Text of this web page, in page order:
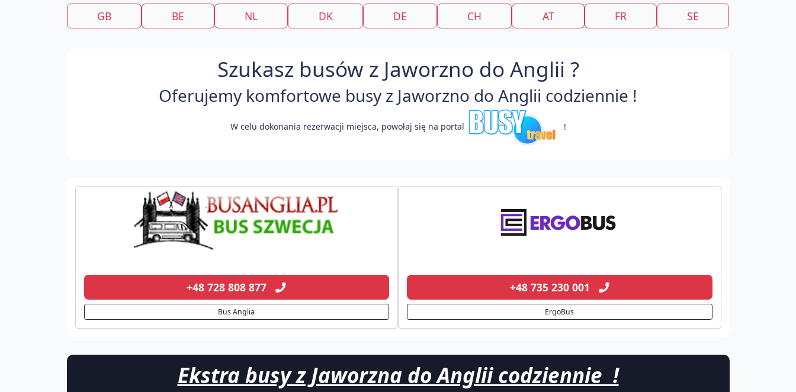
GB BE NL DK DE CH AT FR SE
Szukasz busów z Jaworzno do Anglii ?
Oferujemy komfortowe busy z Jaworzno do Anglii codziennie !
W celu dokonania rezerwacji miejsca, powołaj się na portal !
+48 728 808 877
Bus Anglia
+48 735 230 001
ErgoBus
Ekstra busy z Jaworzna do Anglii codziennie !